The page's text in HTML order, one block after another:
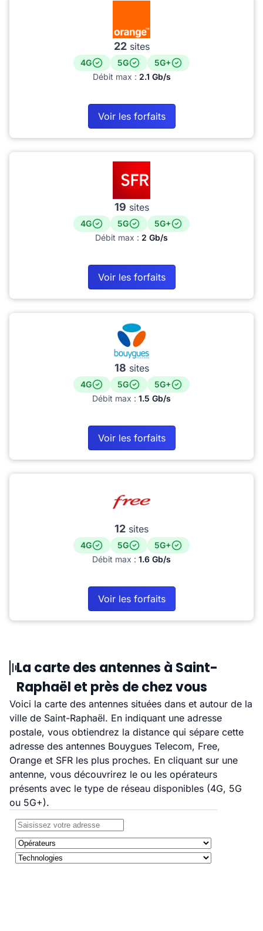
22sites
4G 5G
5G+
Débit max : 2.1 Gb/s
Voir les forfaits
19 sites
4G 5G
5G+
Débit max : 2 Gb/s
Voir les forfaits
18 sites
4G 5G
5G+
Débit max : 1.5 Gb/s
Voir les forfaits
12 sites
4G 5G
5G+
Débit max : 1.6 Gb/s
Voir les forfaits
La carte des antennes à Saint-
Raphaël et près de chez vous
Voici la carte des antennes situées dans et autour de la
ville de Saint-Raphaël. En indiquant une adresse
postale, vous obtiendrez la distance qui sépare cette
adresse des antennes Bouygues Telecom, Free,
Orange et SFR les plus proches. En cliquant sur une
antenne, vous découvrirez le ou les opérateurs
présents avec le type de réseau disponibles (4G, 5G
ou 5G+).